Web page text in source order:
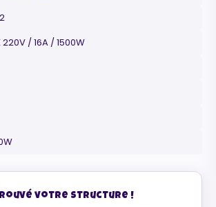
220V / 16A / 1500W
votre structure !
IA · En ligne